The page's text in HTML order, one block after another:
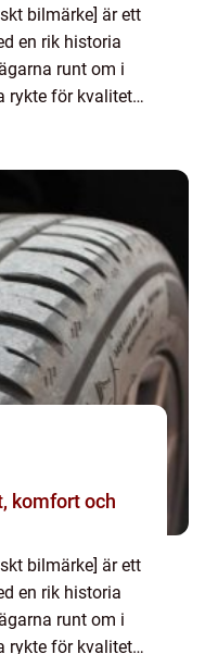
bilmärke] är ett
en rik historia
runt om i
rykte för kvalitet,
komfort och
bilmärke] är ett
en rik historia
runt om i
rykte för kvalitet,